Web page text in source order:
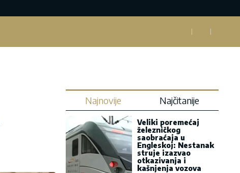
Najnovije Najčitanije
Veliki poremećaj
železničkog
saobraćaja u
Engleskoj: Nestanak
struje izazvao
otkazivanja i
kašnjenja vozova